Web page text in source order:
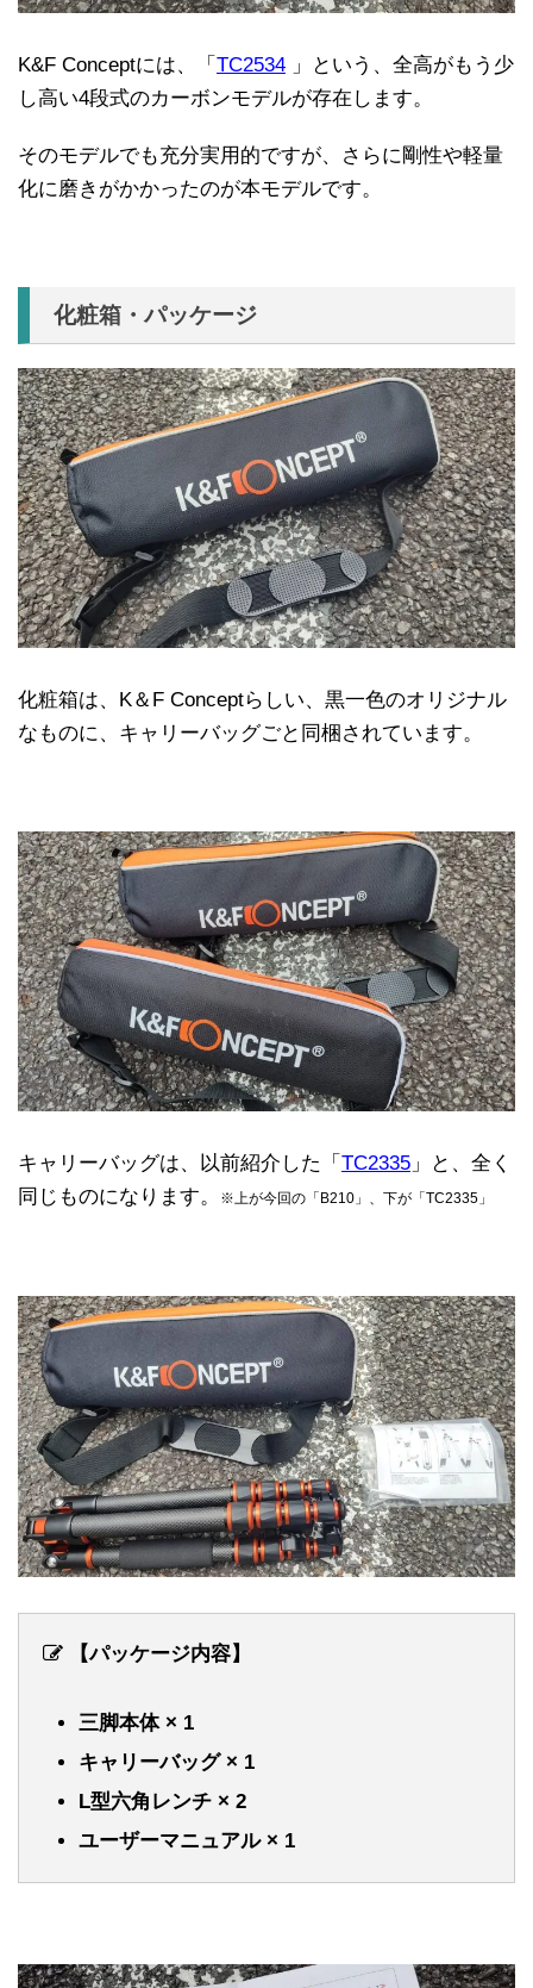
K&F Conceptには、「 TC2534 」という、全高がもう少
し高い4段式のカーボンモデルが存在します。
そのモデルでも充分実用的ですが、さらに剛性や軽量
化に磨きがかかったのが本モデルです。
化粧箱・パッケージ
化粧箱は、K＆F Conceptらしい、黒一色のオリジナル
なものに、キャリーバッグごと同梱されています。
キャリーバッグは、以前紹介した「 TC2335 」と、全く
同じものになります。
※上が今回の「B210」、下が「TC2335」
【パッケージ内容】
三脚本体 × 1
キャリーバッグ × 1
L型六角レンチ × 2
ユーザーマニュアル × 1